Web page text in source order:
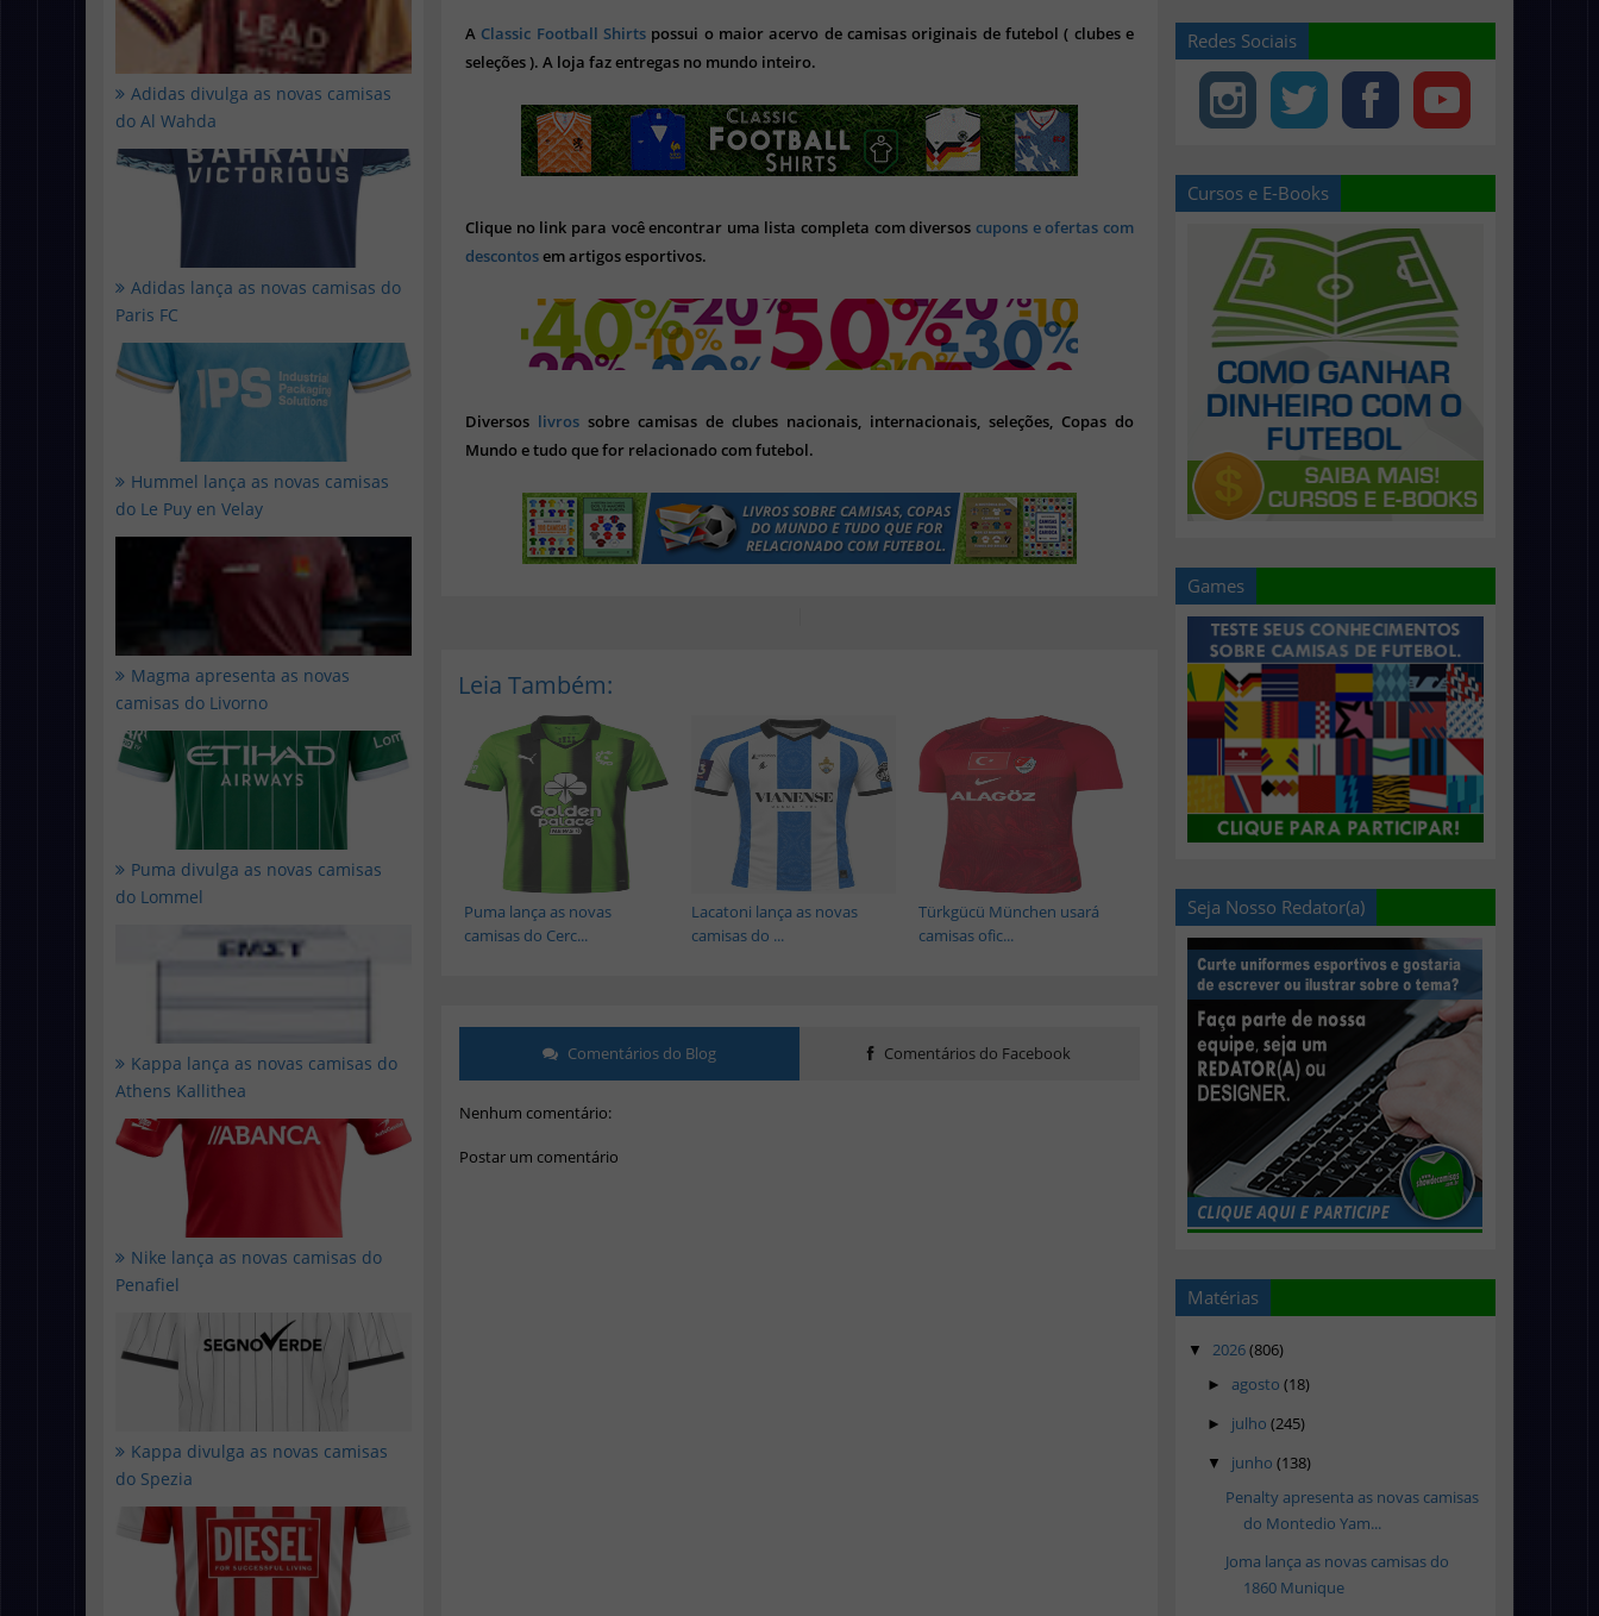
Adidas divulga as novas camisas
do Al Wahda
Adidas lança as novas camisas do
Paris FC
Hummel lança as novas camisas
do Le Puy en Velay
Magma apresenta as novas
camisas do Livorno
Puma divulga as novas camisas
do Lommel
Kappa lança as novas camisas do
Athens Kallithea
Nike lança as novas camisas do
Penafiel
Kappa divulga as novas camisas
do Spezia
A Classic Football Shirts possui o maior acervo de camisas originais de futebol ( clubes e
seleções ). A loja faz entregas no mundo inteiro.
Clique no link para você encontrar uma lista completa com diversoscupons e ofertas com
descontosem artigos esportivos.
Diversos livros sobre camisas de clubes nacionais, internacionais, seleções, Copas do
Mundo e tudo que for relacionado com futebol.
Leia Também:
Türkgücü München usará
camisas ofic...
Lacatoni lança as novas
camisas do ...
Puma lança as novas
camisas do Cerc...
Comentários do Blog Comentários do Facebook
Nenhum comentário:
Postar um comentário
Redes Sociais
Cursos e E-Books
Games
Seja Nosso Redator(a)
Matérias
▼ 2026(806)
► agosto (18)
► julho (245)
▼ junho (138)
Penalty apresenta as novas camisas
do Montedio Yam...
Joma lança as novas camisas do
1860 Munique